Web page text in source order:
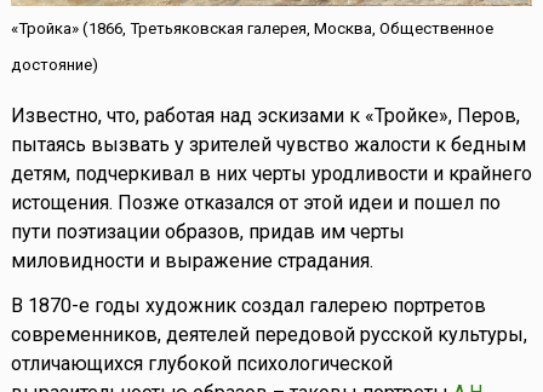
«Тройка» (1866, Третьяковская галерея, Москва, Общественное
достояние)
Известно, что, работая над эскизами к «Тройке», Перов,
пытаясь вызвать у зрителей чувство жалости к бедным
детям, подчеркивал в них черты уродливости и крайнего
истощения. Позже отказался от этой идеи и пошел по
пути поэтизации образов, придав им черты
миловидности и выражение страдания.
В 1870-е годы художник создал галерею портретов
современников, деятелей передовой русской культуры,
отличающихся глубокой психологической